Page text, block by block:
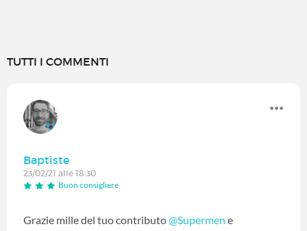
TUTTI I COMMENTI
Baptiste
23/02/21 alle 18:30
Buon consigliere
Grazie mille del tuo contributo@Supermen ‍ e